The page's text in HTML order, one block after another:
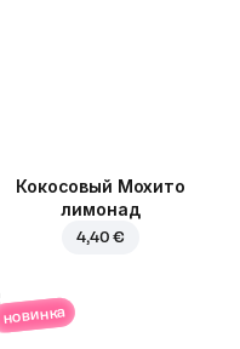
Кокосовый Мохито
лимонад
4,40 €
новинка